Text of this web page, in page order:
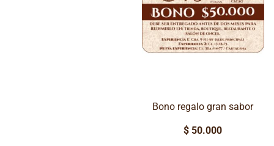
Bono regalo gran sabor
$ 50.000